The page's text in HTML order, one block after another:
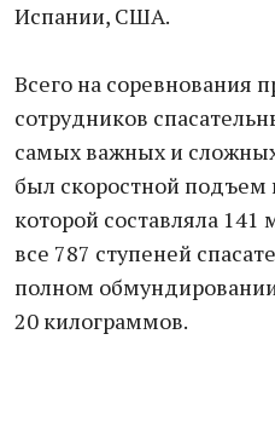
Испании, США.
Всего на соревнования
сотрудников
самых важных и
был скоростной
которой составляла
все 787 ступеней
полном
20 килограммов.